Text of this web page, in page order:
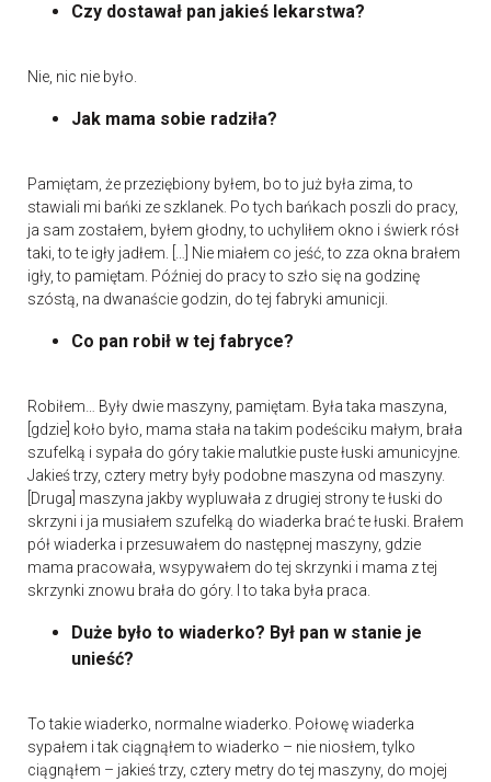
Czy dostawał pan jakieś lekarstwa?
Nie, nic nie było.
Jak mama sobie radziła?
Pamiętam, że przeziębiony byłem, bo to już była zima, to
stawiali mi bańki ze szklanek. Po tych bańkach poszli do pracy,
ja sam zostałem, byłem głodny, to uchyliłem okno i świerk rósł
taki, to te igły jadłem. […] Nie miałem co jeść, to zza okna brałem
igły, to pamiętam. Później do pracy to szło się na godzinę
szóstą, na dwanaście godzin, do tej fabryki amunicji.
Co pan robił w tej fabryce?
Robiłem… Były dwie maszyny, pamiętam. Była taka maszyna,
[gdzie] koło było, mama stała na takim podeściku małym, brała
szufelką i sypała do góry takie malutkie puste łuski amunicyjne.
Jakieś trzy, cztery metry były podobne maszyna od maszyny.
[Druga] maszyna jakby wypluwała z drugiej strony te łuski do
skrzyni i ja musiałem szufelką do wiaderka brać te łuski. Brałem
pół wiaderka i przesuwałem do następnej maszyny, gdzie
mama pracowała, wsypywałem do tej skrzynki i mama z tej
skrzynki znowu brała do góry. I to taka była praca.
Duże było to wiaderko? Był pan w stanie je
unieść?
To takie wiaderko, normalne wiaderko. Połowę wiaderka
sypałem i tak ciągnąłem to wiaderko – nie niosłem, tylko
ciągnąłem – jakieś trzy, cztery metry do tej maszyny, do mojej